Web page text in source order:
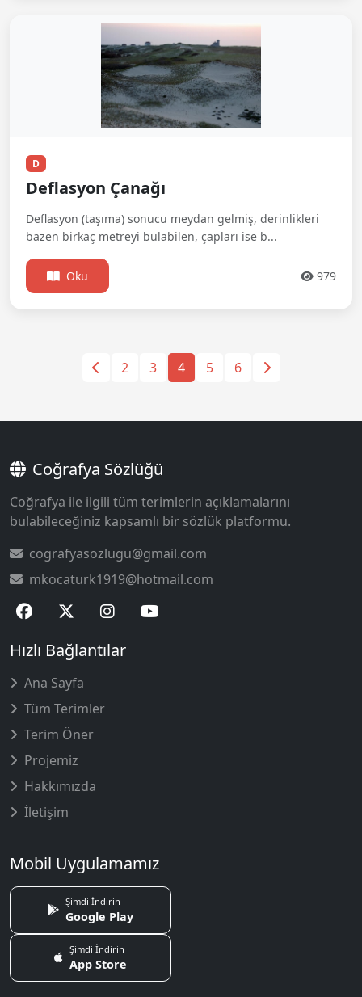
D
Deflasyon Çanağı
Deflasyon (taşıma) sonucu meydan gelmiş, derinlikleri
bazen birkaç metreyi bulabilen, çapları ise b...
Oku 979
2 3 4 5 6
Coğrafya Sözlüğü
Coğrafya ile ilgili tüm terimlerin açıklamalarını
bulabileceğiniz kapsamlı bir sözlük platformu.
cografyasozlugu@gmail.com
mkocaturk1919@hotmail.com
Hızlı Bağlantılar
Ana Sayfa
Tüm Terimler
Terim Öner
Projemiz
Hakkımızda
İletişim
Mobil Uygulamamız
Şimdi İndirin
Google Play
Şimdi İndirin
App Store